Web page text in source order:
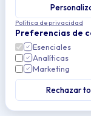
Opciones
Applivery
dispositivos
Política de privacidad
Preferencias de
Esenciales
Analíticas
Marketing
Rechazar